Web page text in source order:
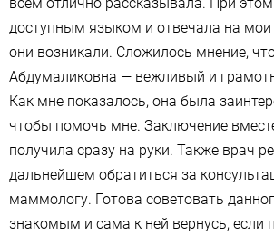
всем отлично рассказывала. При
доступным языком и отвечала на мои
они возникали. Сложилось мнение,
Абдумаликовна — вежливый и
Как мне показалось, она была
чтобы помочь мне. Заключение
получила сразу на руки. Также врач
дальнейшем обратиться за
маммологу. Готова советовать
знакомым и сама к ней вернусь, если